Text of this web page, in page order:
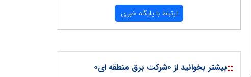
ارتباط با پایگاه خبری
::بیشتر بخوانید از «شرکت برق منطقه ای»